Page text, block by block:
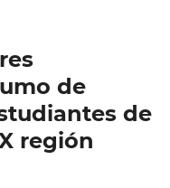
de
de
región